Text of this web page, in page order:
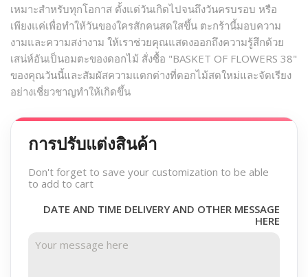
เหมาะสำหรับทุกโอกาส ตั้งแต่วันเกิดไปจนถึงวันครบรอบ หรือ
เพียงแค่เพื่อทำให้วันของใครสักคนสดใสขึ้น ตะกร้านี้มอบความ
งามและความสง่างาม ให้เราช่วยคุณแสดงออกถึงความรู้สึกด้วย
เสน่ห์อันเป็นอมตะของดอกไม้ สั่งซื้อ "BASKET OF FLOWERS 38"
ของคุณวันนี้และสัมผัสความแตกต่างที่ดอกไม้สดใหม่และจัดเรียง
อย่างเชี่ยวชาญทำให้เกิดขึ้น
การปรับแต่งสินค้า
Don't forget to save your customization to be able
to add to cart
DATE AND TIME DELIVERY AND OTHER MESSAGE
HERE